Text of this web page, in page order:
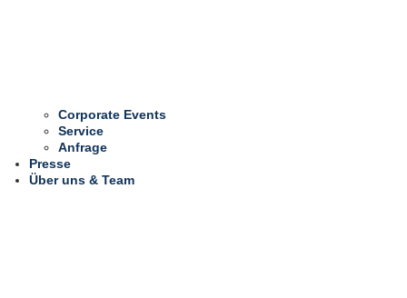
Corporate Events
Service
Anfrage
Presse
Über uns & Team